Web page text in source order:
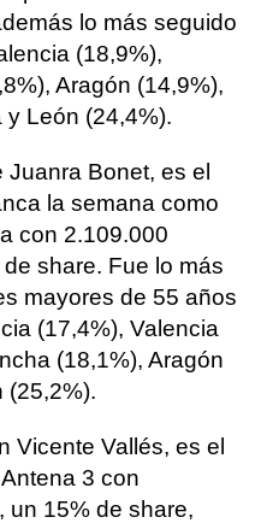
lo más seguido
(18,9%),
Aragón (14,9%),
y León (24,4%).
Bonet, es el
la semana como
con 2.109.000
share. Fue lo más
mayores de 55 años
(17,4%), Valencia
(18,1%), Aragón
(25,2%).
Vicente Vallés, es el
3 con
un 15% de share,